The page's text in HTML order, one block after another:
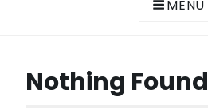
MENU
Nothing Found